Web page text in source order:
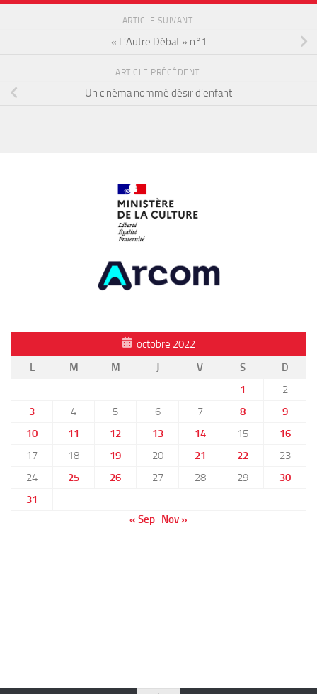
ARTICLE SUIVANT
« L’Autre Débat » n°1
ARTICLE PRÉCÉDENT
Un cinéma nommé désir d’enfant
octobre 2022
L
M M J V S
D
1
2
3
4 5 6 7 8
9
10
11 12 13 14 15
16
17
18 19 20 21 22
23
24
25 26 27 28 29
30
31
« Sep Nov »